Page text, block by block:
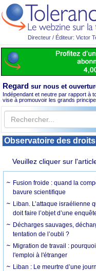
Directeur / Éditeur: Victor
Regard sur nous et
Indépendant et neutre par rapport à
vise à promouvoir les grands
Observatoire des
Veuillez cliquer sur
Fusion froide : quand la
bavure scientifique
Liban. L’attaque israélienne
doit faire l’objet d’une
Décharges sauvages,
tentation de l’oubli ?
Migration de travail :
l'emploi à l'étranger
Liban : Le meurtre d’une